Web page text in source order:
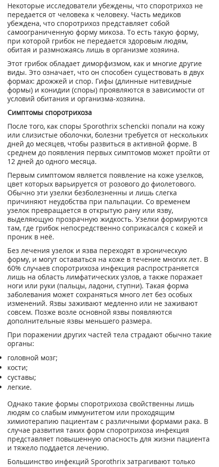
Некоторые исследователи убеждены, что споротрихоз не
передается от человека к человеку. Часть медиков
убеждена, что споротрихоз представляет собой
самоограниченную форму микоза. То есть такую форму,
при которой грибок не передается здоровым людям,
обитая и размножаясь лишь в организме хозяина.
Этот грибок обладает диморфизмом, как и многие другие
виды. Это означает, что он способен существовать в двух
формах: дрожжей и спор. Гифы (длинные нитевидные
формы) и конидии (споры) проявляются в зависимости от
условий обитания и организма-хозяина.
Симптомы споротрихоза
После того, как споры Sporothrix schenckii попали на кожу
или слизистые оболочки, болезни требуется от нескольких
дней до месяцев, чтобы развиться в активной форме. В
среднем до появления первых симптомов может пройти от
12 дней до одного месяца.
Первым симптомом является появление на коже узелков,
цвет которых варьируется от розового до фиолетового.
Обычно эти узелки безболезненны и лишь слегка
причиняют неудобства при пальпации. Со временем
узелок превращается в открытую рану или язву,
выделяющую прозрачную жидкость. Узелки формируются
там, где грибок непосредственно соприкасался с кожей и
проник в неё.
Без лечения узелок и язва переходят в хроническую
форму, и могут оставаться на коже в течение многих лет. В
60% случаев споротрихоза инфекция распространяется
лишь на область лимфатических узлов, а также поражает
ноги или руки (пальцы, ладони, ступни). Такая форма
заболевания может сохраняться много лет без особых
изменений. Язвы заживают медленно или не заживают
совсем. Позже возле основной язвы появляются
дополнительные язвы меньшего размера.
При поражении других частей тела страдают обычно такие
органы:
головной мозг;
кости;
суставы;
легкие.
Однако такие формы споротрихоза свойственны лишь
людям со слабым иммунитетом или проходящим
химиотерапию пациентам с различными формами рака. В
случае развития таких форм споротрихоза инфекция
представляет повышенную опасность для жизни пациента
и тяжело поддается лечению.
Большинство инфекций Sporothrix затрагивают только